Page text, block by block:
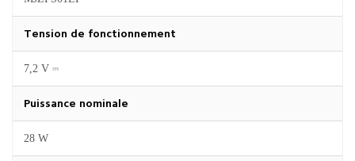
Tension de fonctionnement
7,2 V ⎓
Puissance nominale
28 W